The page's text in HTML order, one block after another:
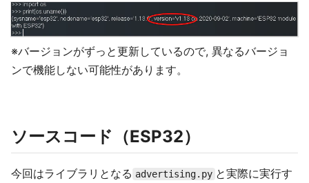
※バージョンがずっと更新しているので, 異なるバージョ
ンで機能しない可能性があります。
ソースコード（ESP32）
今回はライブラリとなる advertising.py と実際に実行す